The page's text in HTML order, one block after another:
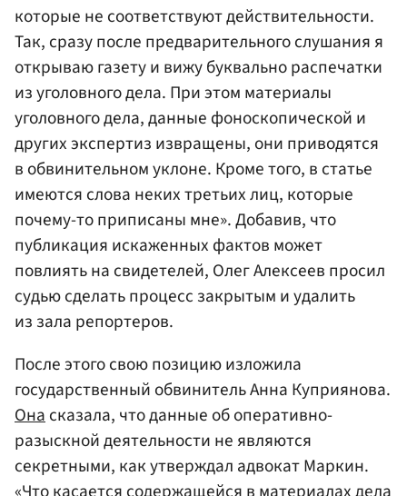
которые не соответствуют действительности.
Так, сразу после предварительного слушания я
открываю газету и вижу буквально распечатки
из уголовного дела. При этом материалы
уголовного дела, данные фоноскопической и
других экспертиз извращены, они приводятся
в обвинительном уклоне. Кроме того, в статье
имеются слова неких третьих лиц, которые
почему-то приписаны мне». Добавив, что
публикация искаженных фактов может
повлиять на свидетелей, Олег Алексеев просил
судью сделать процесс закрытым и удалить
из зала репортеров.
После этого свою позицию изложила
государственный обвинитель Анна Куприянова.
Онасказала, что данные об оперативно-
разыскной деятельности не являются
секретными, как утверждал адвокат Маркин.